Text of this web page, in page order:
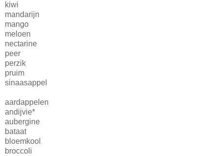
kiwi
mandarijn
mango
meloen
nectarine
peer
perzik
pruim
sinaasappel
aardappelen
andijvie*
aubergine
bataat
bloemkool
broccoli